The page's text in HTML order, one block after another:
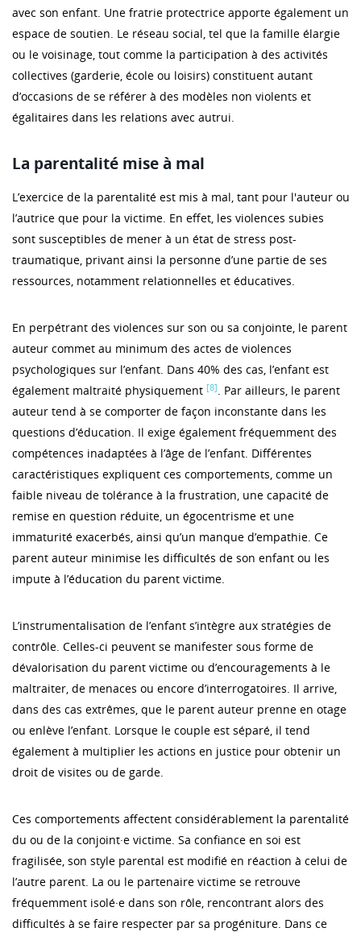
avec son enfant. Une fratrie protectrice apporte également un
espace de soutien. Le réseau social, tel que la famille élargie
ou le voisinage, tout comme la participation à des activités
collectives (garderie, école ou loisirs) constituent autant
d’occasions de se référer à des modèles non violents et
égalitaires dans les relations avec autrui.
La parentalité mise à mal
L’exercice de la parentalité est mis à mal, tant pour l'auteur ou
l’autrice que pour la victime. En effet, les violences subies
sont susceptibles de mener à un état de stress post-
traumatique, privant ainsi la personne d’une partie de ses
ressources, notamment relationnelles et éducatives.
En perpétrant des violences sur son ou sa conjointe, le parent
auteur commet au minimum des actes de violences
psychologiques sur l’enfant. Dans 40% des cas, l’enfant est
également maltraité physiquement [8]. Par ailleurs, le parent
auteur tend à se comporter de façon inconstante dans les
questions d’éducation. Il exige également fréquemment des
compétences inadaptées à l’âge de l’enfant. Différentes
caractéristiques expliquent ces comportements, comme un
faible niveau de tolérance à la frustration, une capacité de
remise en question réduite, un égocentrisme et une
immaturité exacerbés, ainsi qu’un manque d’empathie. Ce
parent auteur minimise les difficultés de son enfant ou les
impute à l’éducation du parent victime.
L’instrumentalisation de l’enfant s’intègre aux stratégies de
contrôle. Celles-ci peuvent se manifester sous forme de
dévalorisation du parent victime ou d’encouragements à le
maltraiter, de menaces ou encore d’interrogatoires. Il arrive,
dans des cas extrêmes, que le parent auteur prenne en otage
ou enlève l’enfant. Lorsque le couple est séparé, il tend
également à multiplier les actions en justice pour obtenir un
droit de visites ou de garde.
Ces comportements affectent considérablement la parentalité
du ou de la conjoint·e victime. Sa confiance en soi est
fragilisée, son style parental est modifié en réaction à celui de
l’autre parent. La ou le partenaire victime se retrouve
fréquemment isolé·e dans son rôle, rencontrant alors des
difficultés à se faire respecter par sa progéniture. Dans ce